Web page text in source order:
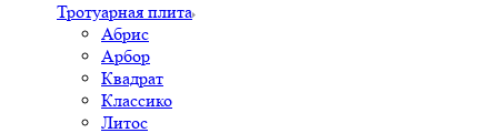
Тротуарная плита
Абрис
Арбор
Квадрат
Классико
Литос